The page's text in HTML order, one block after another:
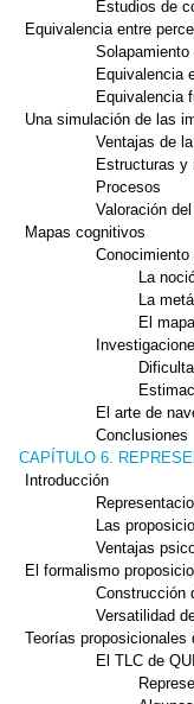
Estudios de
Equivalencia entre
Equivalencia
Equivalencia
Una simulación de las
Ventajas de
Estructuras y
Procesos
Valoración
Mapas cognitivos
Conocimiento
La
La
El
El arte de
Conclusiones
CAPÍTULO 6.
Introducción
Las
Ventajas
El formalismo
Construcción
Versatilidad
Teorías
El TLC de